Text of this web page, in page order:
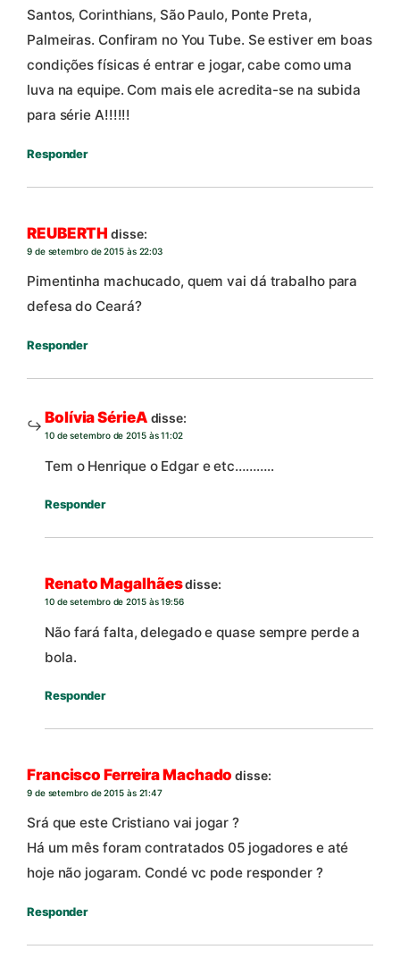
Santos, Corinthians, São Paulo, Ponte Preta,
Palmeiras. Confiram no You Tube. Se estiver em boas
condições físicas é entrar e jogar, cabe como uma
luva na equipe. Com mais ele acredita-se na subida
para série A!!!!!!
Responder
REUBERTH disse:
9 de setembro de 2015 às 22:03
Pimentinha machucado, quem vai dá trabalho para
defesa do Ceará?
Responder
Bolívia SérieA disse:
10 de setembro de 2015 às 11:02
Tem o Henrique o Edgar e etc………..
Responder
Renato Magalhãesdisse:
10 de setembro de 2015 às 19:56
Não fará falta, delegado e quase sempre perde a
bola.
Responder
Francisco Ferreira Machado disse:
9 de setembro de 2015 às 21:47
Srá que este Cristiano vai jogar ?
Há um mês foram contratados 05 jogadores e até
hoje não jogaram. Condé vc pode responder ?
Responder